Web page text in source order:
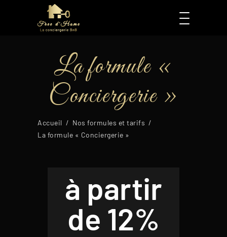
La formule «
Conciergerie »
Accueil / Nos formules et tarifs /
La formule « Conciergerie »
à partir
de 12%